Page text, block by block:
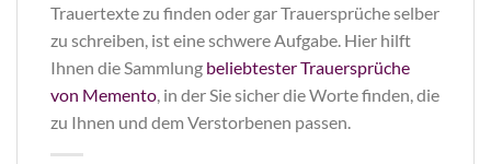
Trauertexte zu finden oder gar Trauersprüche selber
zu schreiben, ist eine schwere Aufgabe. Hier hilft
Ihnen die Sammlung beliebtester Trauersprüche
von Memento , in der Sie sicher die Worte finden, die
zu Ihnen und dem Verstorbenen passen.